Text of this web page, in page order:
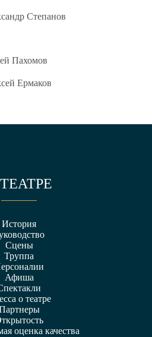
Степанов
Пахомов
Ермаков
История
Сцены
Труппа
Афиша
о театре
оценка качества